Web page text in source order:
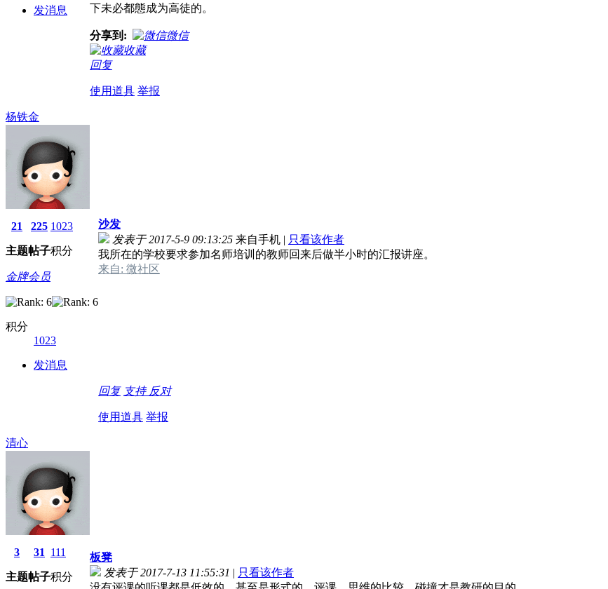
发消息
下未必都態成为高徒的。
分享到:
微信
收藏
回复
使用道具 举报
杨铁金
21
主题
225
帖子
1023
积分
金牌会员
积分
1023
发消息
沙发
发表于 2017-5-9 09:13:25 来自手机 | 只看该作者
我所在的学校要求参加名师培训的教师回来后做半小时的汇报讲座。
来自: 微社区
回复 支持 反对
使用道具 举报
清心
3
主题
31
帖子
111
积分
板凳
发表于 2017-7-13 11:55:31 | 只看该作者